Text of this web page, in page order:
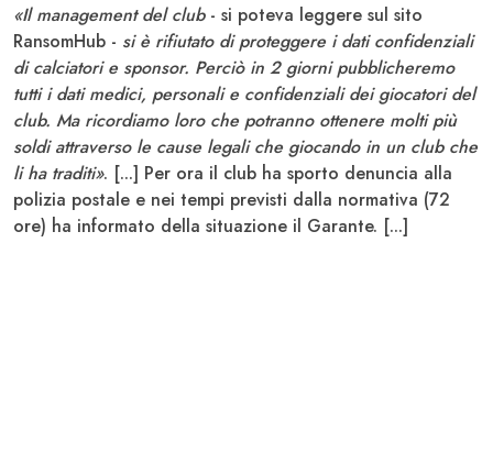
«Il management del club- si poteva leggere sul sito
RansomHub - si è rifiutato di proteggere i dati confidenziali
di calciatori e sponsor. Perciò in 2 giorni pubblicheremo
tutti i dati medici, personali e confidenziali dei giocatori del
club. Ma ricordiamo loro che potranno ottenere molti più
soldi attraverso le cause legali che giocando in un club che
li ha traditi». [...] Per ora il club ha sporto denuncia alla
polizia postale e nei tempi previsti dalla normativa (72
ore) ha informato della situazione il Garante. [...]